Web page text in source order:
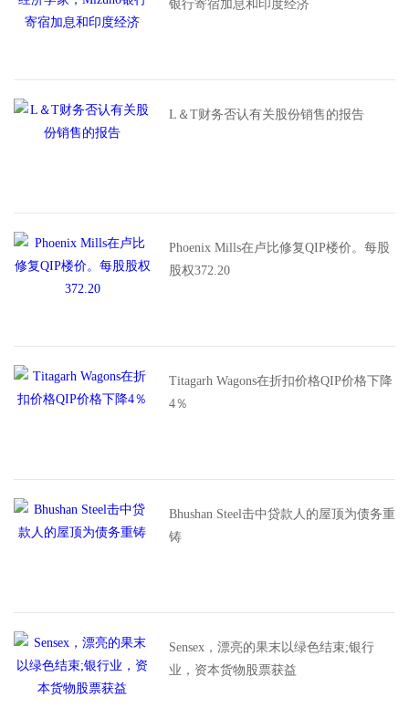
银行寄宿加息和印度经济
L＆T财务否认有关股份销售的报告
Phoenix Mills在卢比修复QIP楼价。每股
股权372.20
Titagarh Wagons在折扣价格QIP价格下降
4％
Bhushan Steel击中贷款人的屋顶为债务重
铸
Sensex，漂亮的果末以绿色结束;银行
业，资本货物股票获益